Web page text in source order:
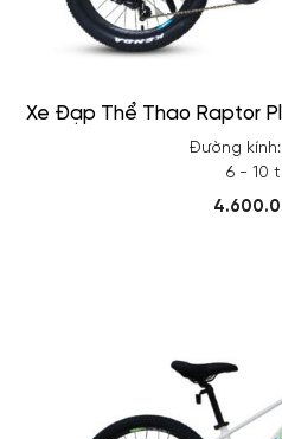
Xe Đạp Thể Thao Raptor
Đường
6 - 10